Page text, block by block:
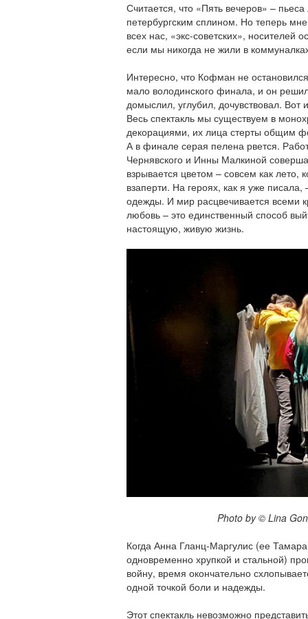
Считается, что «Пять вечеров» –
петербургским сплином. Но теперь
всех нас, «экс-советских», носителей
если мы никогда не жили в
Интересно, что Кофман не
мало володинского финала, и он
домыслил, углубил, дочувствовал.
Весь спектакль мы существуем в
декорациями, их лица стерты общим
А в финале серая пелена рвется.
Чернявского и Инны Малкиной
взрывается цветом – совсем как лето,
взаперти. На героях, как я уже
одежды. И мир расцвечивается всеми
любовь – это единственный способ
настоящую, живую жизнь.
Photo by © Lina
Когда Анна Гланц-Маргулис (ее Тамара
одновременно хрупкой и стальной)
войну, время окончательно
одной точкой боли и надежды.
Этот спектакль невозможно